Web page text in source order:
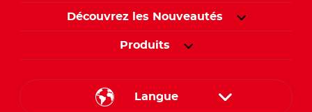
Découvrez les Nouveautés
Produits
Langue